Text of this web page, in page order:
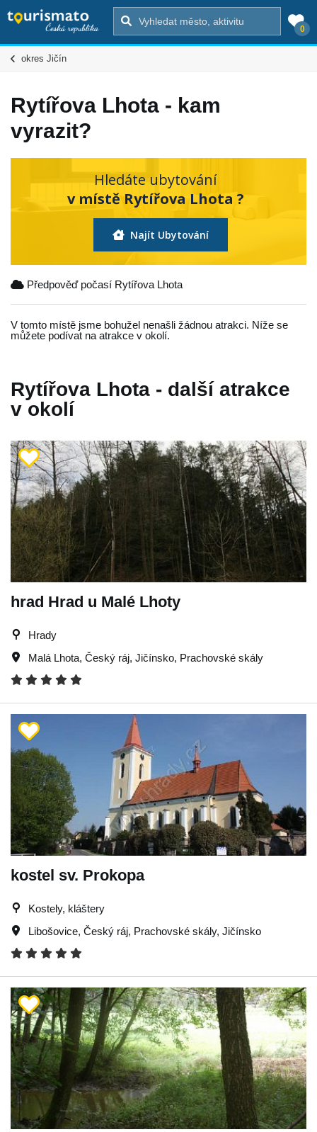
0
okres Jičín
Rytířova Lhota - kam
vyrazit?
Hledáte ubytování
v místě Rytířova Lhota ?
Najít Ubytování
Předpověď počasí Rytířova Lhota
V tomto místě jsme bohužel nenašli žádnou atrakci. Níže se
můžete podívat na atrakce v okolí.
Rytířova Lhota - další atrakce
v okolí
hrad Hrad u Malé Lhoty
Hrady
Malá Lhota, Český ráj, Jičínsko, Prachovské skály
kostel sv. Prokopa
Kostely, kláštery
Libošovice, Český ráj, Prachovské skály, Jičínsko